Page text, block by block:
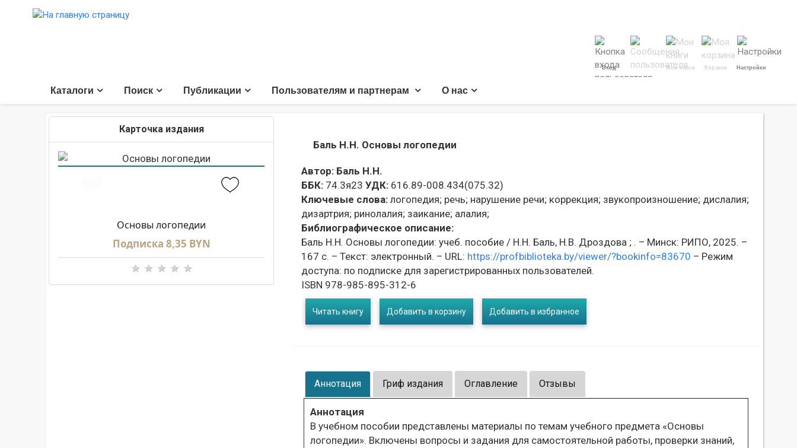
Вход Мои книги Корзина Настройки
Каталоги Поиск Публикации Пользователям и партнерам О нас
Карточка издания
Основы логопедии
Подписка 8,35 BYN
Баль Н.Н. Основы логопедии
Автор: Баль Н.Н.
ББК: 74.3я23 УДК: 616.89-008.434(075.32)
Ключевые слова: логопедия; речь; нарушение речи; коррекция; звукопроизношение; дислалия;
дизартрия; ринолалия; заикание; алалия;
Библиографическое описание:
Баль Н.Н. Основы логопедии: учеб. пособие / Н.Н. Баль, Н.В. Дроздова ; . – Минск: РИПО, 2025. –
167 с. – Текст: электронный. – URL: https://profbiblioteka.by/viewer/?bookinfo=83670 – Режим
доступа: по подписке для зарегистрированных пользователей.
ISBN 978-985-895-312-6
Читать книгу Добавить в корзину Добавить в избранное
Аннотация Гриф издания Оглавление Отзывы
Аннотация
В учебном пособии представлены материалы по темам учебного предмета «Основы
логопедии». Включены вопросы и задания для самостоятельной работы, проверки знаний,